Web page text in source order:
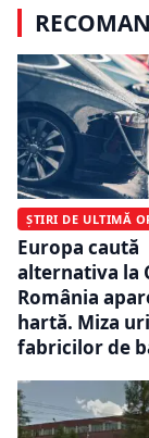
ȘTIRI DE ULTIMĂ
Europa caută
alternativa la
România
hartă. Miza
fabricilor de